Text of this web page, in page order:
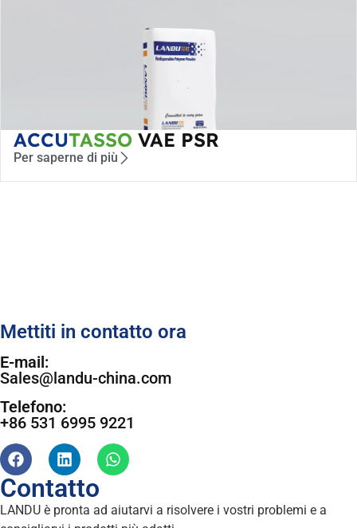
ACCUTASSO VAE PSR
Per saperne di più
Mettiti in contatto ora
E-mail:
Sales@landu-china.com
Telefono:
+86 531 6995 9221
Contatto
LANDU è pronta ad aiutarvi a risolvere i vostri problemi e a